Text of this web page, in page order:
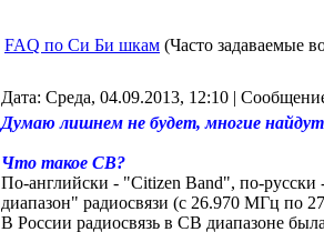
FAQ по Си Би шкам (Часто задаваемые
Дата: Среда, 04.09.2013, 12:10 |
Думаю лишнем не будет, многие
Что такое CB?
По-английски - "Citizen Band", по-pусски
диапазон" радиосвязи (с 26.970 МГц по
В России радиосвязь в CB диапазоне